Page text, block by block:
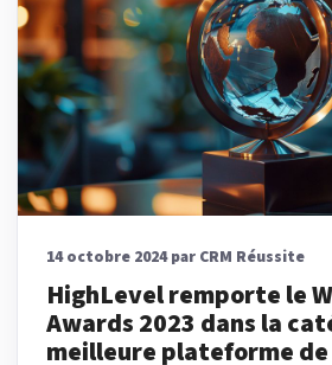
14 octobre 2024 par CRM Réussite
HighLevel remporte le
Awards 2023 dans la
meilleure plateforme